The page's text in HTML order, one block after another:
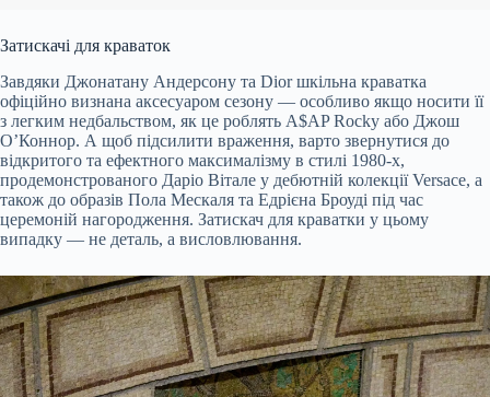
Затискачі для краваток
Завдяки Джонатану Андерсону та Dior шкільна краватка
офіційно визнана аксесуаром сезону — особливо якщо носити її
з легким недбальством, як це роблять A$AP Rocky або Джош
О’Коннор. А щоб підсилити враження, варто звернутися до
відкритого та ефектного максималізму в стилі 1980-х,
продемонстрованого Даріо Вітале у дебютній колекції Versace, а
також до образів Пола Мескаля та Едрієна Броуді під час
церемоній нагородження. Затискач для краватки у цьому
випадку — не деталь, а висловлювання.